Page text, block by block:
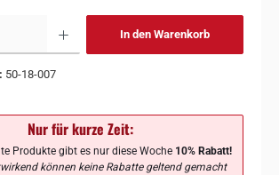
In den Warenkorb
50-18-007
Nur für kurze Zeit:
Produkte gibt es nur diese Woche10% Rabatt!
können keine Rabatte geltend gemacht